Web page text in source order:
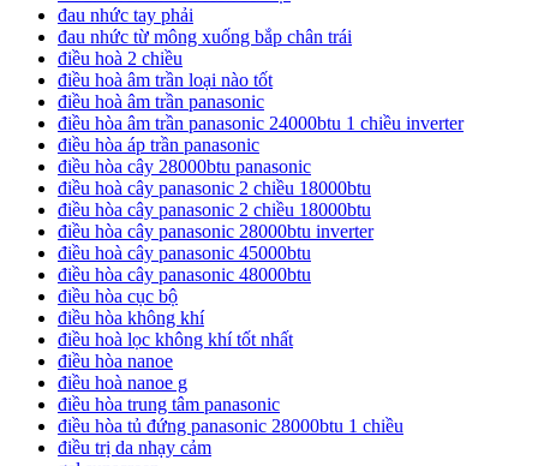
đau nhức tay phải
đau nhức từ mông xuống bắp chân trái
điều hoà 2 chiều
điều hoà âm trần loại nào tốt
điều hoà âm trần panasonic
điều hòa âm trần panasonic 24000btu 1 chiều inverter
điều hòa áp trần panasonic
điều hòa cây 28000btu panasonic
điều hoà cây panasonic 2 chiều 18000btu
điều hòa cây panasonic 2 chiều 18000btu
điều hòa cây panasonic 28000btu inverter
điều hoà cây panasonic 45000btu
điều hòa cây panasonic 48000btu
điều hòa cục bộ
điều hòa không khí
điều hoà lọc không khí tốt nhất
điều hòa nanoe
điều hoà nanoe g
điều hòa trung tâm panasonic
điều hòa tủ đứng panasonic 28000btu 1 chiều
điều trị da nhạy cảm